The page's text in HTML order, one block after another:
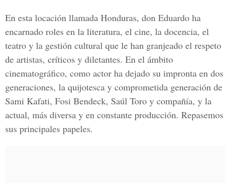
En esta locación llamada Honduras, don Eduardo ha
encarnado roles en la literatura, el cine, la docencia, el
teatro y la gestión cultural que le han granjeado el respeto
de artistas, críticos y diletantes. En el ámbito
cinematográfico, como actor ha dejado su impronta en dos
generaciones, la quijotesca y comprometida generación de
Sami Kafati, Fosi Bendeck, Saúl Toro y compañía, y la
actual, más diversa y en constante producción. Repasemos
sus principales papeles.